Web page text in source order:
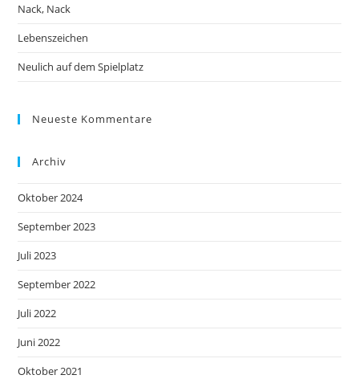
Nack, Nack
Lebenszeichen
Neulich auf dem Spielplatz
Neueste Kommentare
Archiv
Oktober 2024
September 2023
Juli 2023
September 2022
Juli 2022
Juni 2022
Oktober 2021